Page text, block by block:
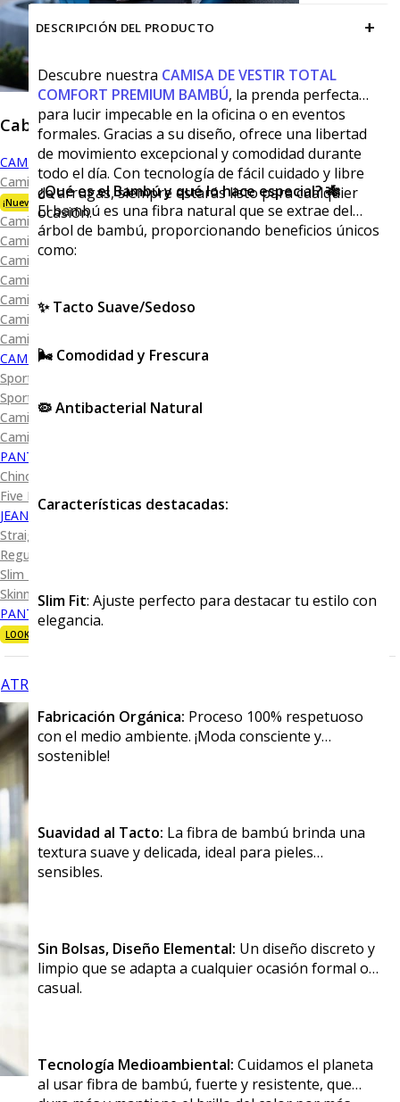
Caballero
CAMISAS
Camisa Premium Bambú
¡Nueva Colección!
Camisa Blanca
Camisa Performance
Camisa Piqué
Camisa Oxford
Camisa Lisa y Textura
Camisa Diseño
Camisa Cuadro y Raya
CAMISA SPORT
Sport Lisas
Sport Diseño
Camiseta Lisa
Camiseta Diseño
PANTALÓN CASUAL
Chino
Five Pocket
JEANS
Straight Fit
Regular Fit
Slim Fit
Skinny Fit
PANTALÓN DE VESTIR
LOOKS
ATRÁS
DESCRIPCIÓN DEL PRODUCTO +
Descubre nuestra CAMISA DE VESTIR TOTAL
COMFORT PREMIUM BAMBÚ, la prenda perfecta
para lucir impecable en la oficina o en eventos
formales. Gracias a su diseño, ofrece una libertad
de movimiento excepcional y comodidad durante
todo el día. Con tecnología de fácil cuidado y libre
de arrugas, siempre estarás listo para cualquier
ocasión.
¿Qué es el Bambú y qué lo hace especial? 🎋
El bambú es una fibra natural que se extrae del
árbol de bambú, proporcionando beneficios únicos
como:
✨ Tacto Suave/Sedoso
🌬️ Comodidad y Frescura
🦠 Antibacterial Natural
Características destacadas:
Slim Fit: Ajuste perfecto para destacar tu estilo con
elegancia.
Fabricación Orgánica: Proceso 100% respetuoso
con el medio ambiente. ¡Moda consciente y
sostenible!
Suavidad al Tacto: La fibra de bambú brinda una
textura suave y delicada, ideal para pieles
sensibles.
Sin Bolsas, Diseño Elemental: Un diseño discreto y
limpio que se adapta a cualquier ocasión formal o
casual.
Tecnología Medioambiental: Cuidamos el planeta
al usar fibra de bambú, fuerte y resistente, que